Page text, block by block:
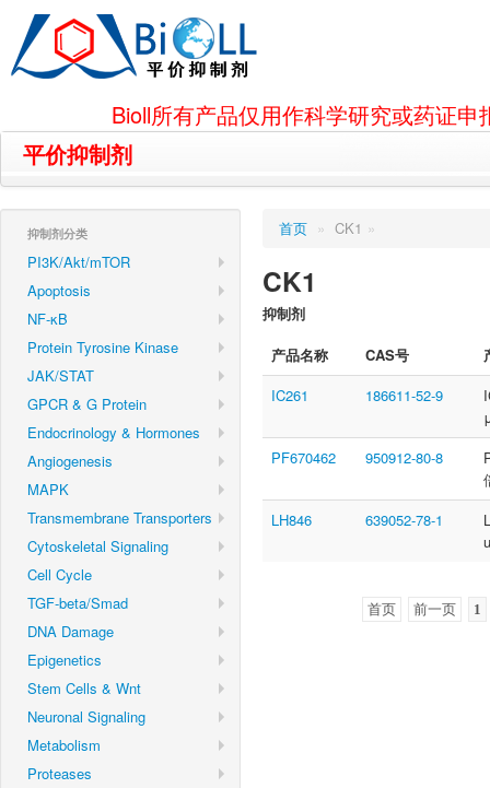
Bioll所有产品仅用作科学研究或药证
平价抑制剂
抑制剂分类
PI3K/Akt/mTOR
Apoptosis
NF-κB
Protein Tyrosine Kinase
JAK/STAT
GPCR & G Protein
Endocrinology & Hormones
Angiogenesis
MAPK
Transmembrane Transporters
Cytoskeletal Signaling
Cell Cycle
TGF-beta/Smad
DNA Damage
Epigenetics
Stem Cells & Wnt
Neuronal Signaling
Metabolism
Proteases
首页 » CK1 »
CK1
抑制剂
产品名称
CAS号
IC261
186611-52-9
PF670462
950912-80-8
LH846
639052-78-1
首页 前一页 1